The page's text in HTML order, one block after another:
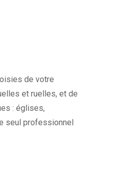
de votre
et ruelles, et de
: églises,
seul professionnel